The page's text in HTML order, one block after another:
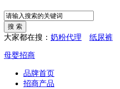
大家都在搜： 奶粉代理 纸尿裤
母婴招商
品牌首页
招商产品